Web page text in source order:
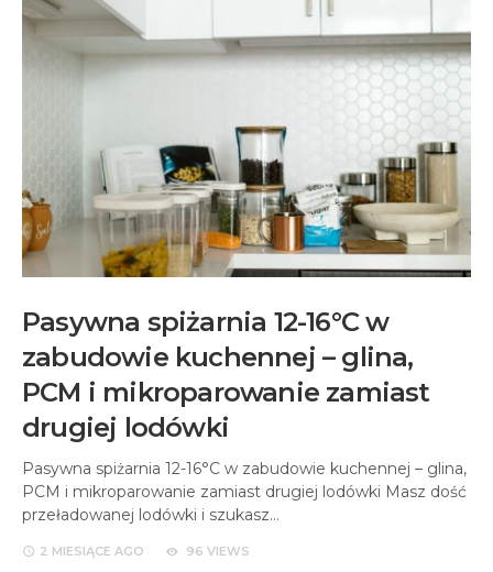
Pasywna spiżarnia 12-16°C w
zabudowie kuchennej – glina,
PCM i mikroparowanie zamiast
drugiej lodówki
Pasywna spiżarnia 12-16°C w zabudowie kuchennej – glina,
PCM i mikroparowanie zamiast drugiej lodówki Masz dość
przeładowanej lodówki i szukasz…
2 MIESIĄCE AGO 96 VIEWS